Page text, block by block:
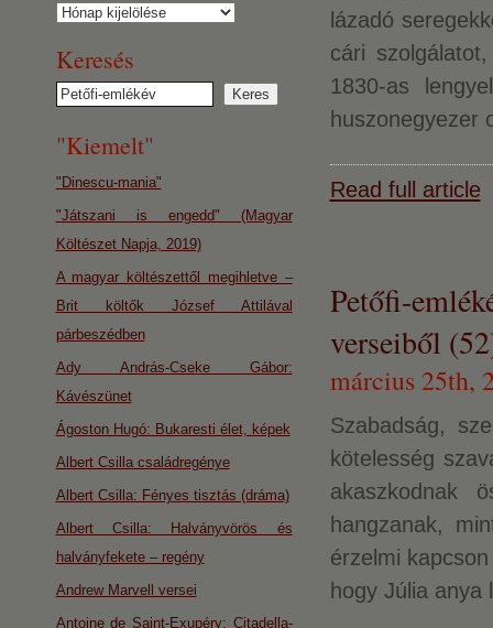
lázadó
cári
1830-as
Read full article
Petőfi-
verseiből
március 25th,
Szabadság,
kötelesség
akaszkodnak
hangzanak,
érzelmi
hogy Júlia
Archívum
Keresés
"Kiemelt"
"Dinescu-mania"
"Játszani is engedd" (Magyar
Költészet Napja, 2019)
A magyar költészettől megihletve –
Brit költők József Attilával
párbeszédben
Ady András-Cseke Gábor:
Kávészünet
Ágoston Hugó: Bukaresti élet, képek
Albert Csilla családregénye
Albert Csilla: Fényes tisztás (dráma)
Albert Csilla: Halványvörös és
halványfekete – regény
Andrew Marvell versei
Antoine de Saint-Exupéry: Citadella-